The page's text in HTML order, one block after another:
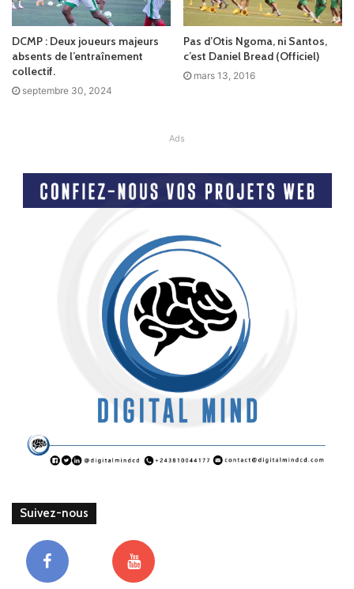
DCMP : Deux joueurs majeurs
absents de l’entraînement
collectif.
septembre 30, 2024
Pas d’Otis Ngoma, ni Santos,
c’est Daniel Bread (Officiel)
mars 13, 2016
Ads
Suivez-nous